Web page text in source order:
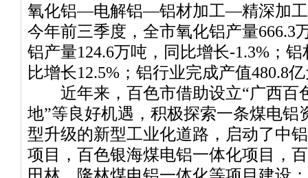
氧化铝—电解铝—铝材加工—精深加工
今年前三季度，全市氧化铝产量666.3
铝产量124.6万吨，同比增长-1.3%；
比增长12.5%；铝行业完成产值480.8
近年来，百色市借助设立“广西百
地”等良好机遇，积极探索一条煤电铝
型升级的新型工业化道路，启动了中
项目，百色银海煤电铝一体化项目，